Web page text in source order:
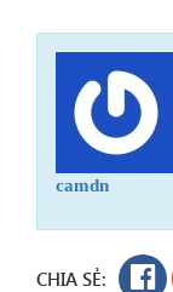
camdn
CHIA SẺ: